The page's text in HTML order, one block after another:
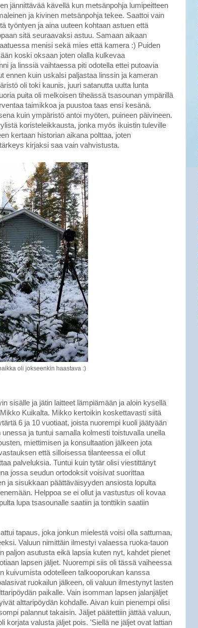
jännittävää kävellä kun metsänpohja lumipeitteen
ja kivinen metsänpohja tekee. Saattoi vain
työntyen ja aina uuteen kohtaan astuen että
sitä seuraavaksi astuu. Samaan aikaan
menisi sekä mies että kamera :) Puiden
koski oksaan joten olalla kulkevaa
ja linssiä vaihtaessa piti odotella ettei putoavia
ennen kuin uskalsi paljastaa linssin ja kameran
oli toki kaunis, juuri satanutta uutta lunta
puita oli melkoisen tiheässä tsasounan ympärillä
taimikkoa ja puustoa taas ensi kesänä.
kuin ympäristö antoi myöten, puineen päivineen.
koristeleikkausta, jonka myös ikuistin tuleville
kertaan historian aikana polttaa, joten
kirjaksi saa vain vahvistusta.
oli jokseenkin haastava :)
sisälle ja jätin laitteet lämpiämään ja aloin kysellä
Kuikalta. Mikko kertoikin koskettavasti siitä
6 ja 10 vuotiaat, joista nuorempi kuoli jäätyään
ja tuntui samalla kolmesti toistuvalla unella
miettimisen ja konsultaation jälkeen jota
että silloisessa tilanteessa ei ollut
palveluksia. Tuntui kuin tytär olisi viestittänyt
jossa seudun ortodoksit voisivat suorittaa
ja sisukkaan päättäväisyyden ansiosta lopulta
Helppoa se ei ollut ja vastustus oli kovaa
lupa tsasounalle saatiin ja tonttikin saatiin
tapaus, joka jonkun mielestä voisi olla sattumaa,
Valuun nimittäin ilmestyi valaessa ruoka-tauon
paljon asutusta eikä lapsia kuten nyt, kahdet pienet
lapsen jäljet. Nuorempi siis oli tässä vaiheessa
kuivumista odotelleen talkooporukan kanssa
ruokailun jälkeen, oli valuun ilmestynyt lasten
paikalle. Vain isomman lapsen jalanjäljet
alttaripöydän kohdalle. Aivan kuin pienempi olisi
palannut takaisin. Jäljet päätettiin jättää valuun,
korjata valusta jäljet pois. 'Siellä ne jäljet ovat lattian